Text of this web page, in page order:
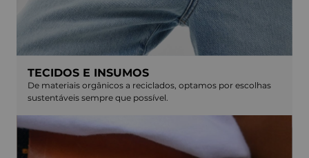
TECIDOS E INSUMOS
De materiais orgânicos a reciclados, optamos por escolhas
sustentáveis sempre que possível.